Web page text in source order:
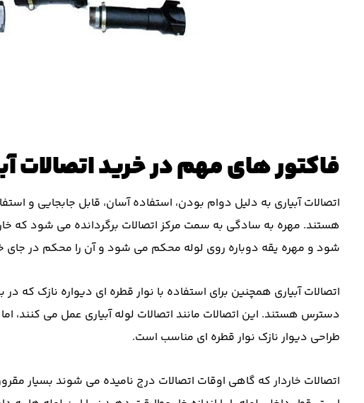
فاکتور های مهم در خرید اتصالات
هستند. مهره به سادگی به سمت مرکز اتصالات برگردانده می شود که
شود و مهره یقه دوباره روی لوله محکم می شود و آن را محکم در جای
اتصالات آبیاری همچنین برای استفاده با نوار قطره ای دیواره نازک
دسترس هستند. این اتصالات مانند اتصالات لوله آبیاری عمل می کنند،
طراحی دیوار نازک نوار قطره ای مناسب است.
اتصالات خاردار که گاهی اوقات اتصالات درج نامیده می شوند بسیار